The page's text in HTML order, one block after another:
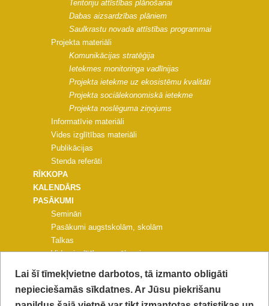
Teritoriju attīstības plānošanai
Dabas aizsardzības plāniem
Saulkrastu novada attīstības programmai
Projekta materiāli
Komunikācijas stratēģija
Ietekmes monitoringa vadlīnijas
Projekta ietekme uz ekosistēmu kvalitāti
Projekta sociālekonomiskā ietekme
Projekta noslēguma ziņojums
Informatīvie materiāli
Vides izglītības materiāli
Publikācijas
Stenda referāti
RĪKKOPA
KALENDĀRS
PASĀKUMI
Semināri
Pasākumi augstskolām, skolām
Talkas
Vides izglītības pasākumi
Citi pasākumi
PROJEKTA KONFERENCE
Lai šī tīmekļvietne darbotos, tā izmanto obligāti
nepieciešamās sīkdatnes. Ar Jūsu piekrišanu